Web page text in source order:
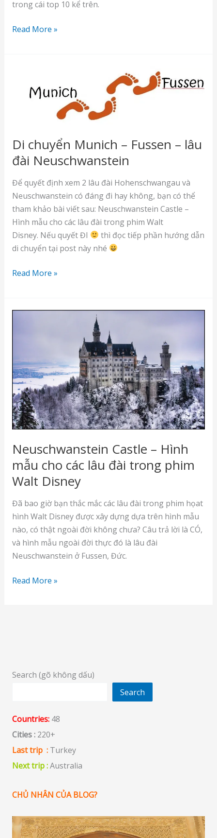
trong cái top 10 kể trên.
Cologne
Read More »
Di chuyển Munich – Fussen – lâu
đài Neuschwanstein
Để quyết định xem 2 lâu đài Hohenschwangau và
Neuschwanstein có đáng đi hay không, bạn có thể
tham khảo bài viết sau: Neuschwanstein Castle –
Hình mẫu cho các lâu đài trong phim Walt
Disney. Nếu quyết ĐI
thì đọc tiếp phần hướng dẫn
di chuyển tại post này nhé
Di
–
đài
Neuschwanstein
Read More »
Neuschwanstein Castle – Hình
mẫu cho các lâu đài trong phim
Walt Disney
Đã bao giờ bạn thắc mắc các lâu đài trong phim họat
hình Walt Disney được xây dựng dựa trên hình mẫu
nào, có thật ngoài đời không chưa? Câu trả lời là CÓ,
và hình mẫu ngoài đời thực đó là lâu đài
Neuschwanstein ở Fussen, Đức.
Neuschwanstein
lâu
Walt
Disney
Read More »
Search (gõ không dấu)
Search
Countries:48
Cities :220+
Last trip :Turkey
Next trip :Australia
CHỦ NHÂN CỦA BLOG?